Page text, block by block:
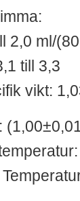
2,0 ml/(80
till 3,3
vikt: